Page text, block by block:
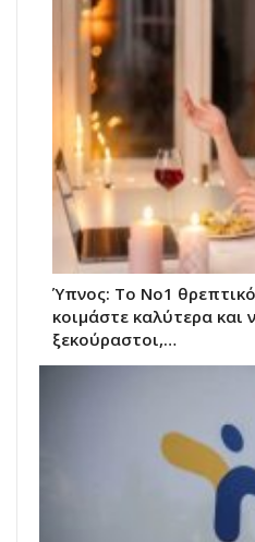
Ύπνος: Το Νο1
κοιμάστε καλύτερα και
ξεκούραστοι,…